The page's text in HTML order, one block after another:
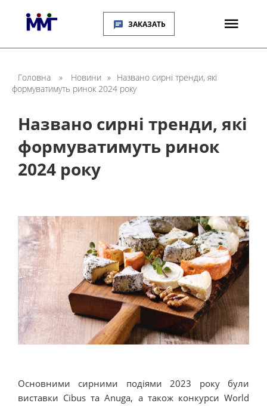
ЗАКАЗАТЬ
Головна » Новини » Названо сирні тренди, які
формуватимуть ринок 2024 року
Названо сирні тренди, які
формуватимуть ринок
2024 року
Основними сирними подіями 2023 року були
виставки Cibus та Anuga, а також конкурси World